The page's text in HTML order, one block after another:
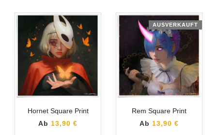
Hornet Square Print
Ab 13,90 €
AUSVERKAUFT
Rem Square Print
Ab 13,90 €